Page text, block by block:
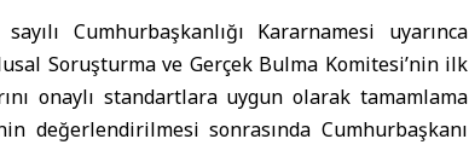
Cumhurbaşkanlığı Kararnamesi uyarınca
Soruşturma ve Gerçek Bulma Komitesi’nin ilk
onaylı standartlara uygun olarak tamamlama
değerlendirilmesi sonrasında Cumhurbaşkanı